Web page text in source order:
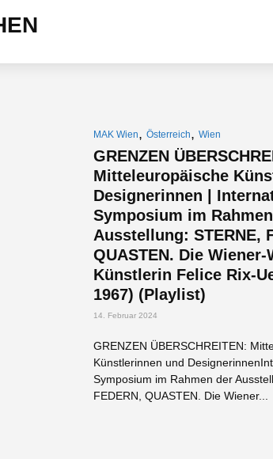
MAK Wien, Österreich, Wien
GRENZEN
Mitteleuropäische
Designerinnen |
Symposium im
Ausstellung: STERNE,
QUASTEN. Die
Künstlerin Felice Rix-
1967) (Playlist)
14. Februar 2024
GRENZEN ÜBERSCHREITEN:
Künstlerinnen und
Symposium im Rahmen der
FEDERN, QUASTEN. Die Wiener...